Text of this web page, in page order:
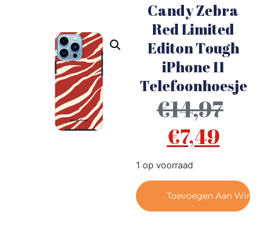
Collecties
Contact
Candy Zebra
Red Limited
Editon Tough
iPhone 11
Telefoonhoesje
€14,97
€7,49
1 op voorraad
Toevoegen Aan